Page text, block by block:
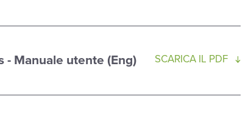
- Manuale utente (Eng) SCARICA IL PDF